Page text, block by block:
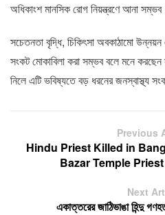
অধিকাংশ মানসিক রোগ নিয়ন্ত্রণে আনা
সচেতনতা বৃদ্ধি, চিকিৎসা অবকাঠামো
সংকট মোকাবিলা করা সম্ভব বলে মনে
নিলে এটি ভবিষ্যতে বড় ধরনের জনস্বাস্থ্য
Previous
Hindu Priest Killed in
Bazar Temple
Next
একাত্তরের জাঠিভাঙা হিন্দু